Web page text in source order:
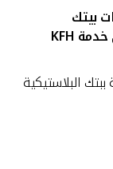
بيتك
خدمةKFH
البلاستيكية